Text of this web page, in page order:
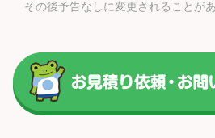
その後予告なしに変更されることがあ